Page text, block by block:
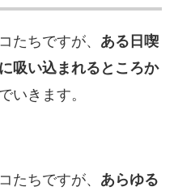
たちですが、 ある日喫
吸い込まれるところか
いきます。
たちですが、 あらゆる